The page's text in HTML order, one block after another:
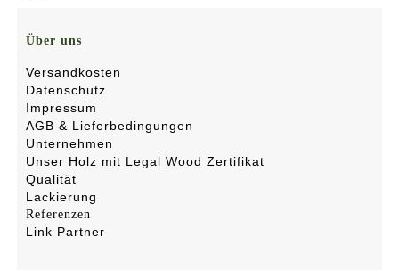
Über uns
Versandkosten
Datenschutz
Impressum
AGB & Lieferbedingungen
Unternehmen
Unser Holz mit Legal Wood Zertifikat
Qualität
Lackierung
Referenzen
Link Partner